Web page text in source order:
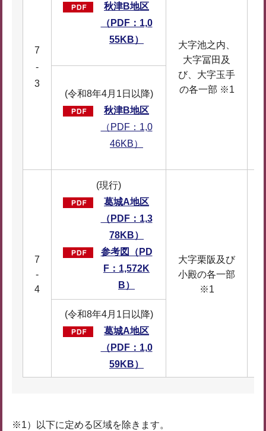
7
-
3
秋津B地区
（PDF：1,0
55KB）
大字池之内、
大字冨田及
び、大字玉手
の各一部 ※1
(令和8年4月1日以降)
秋津B地区
（PDF：1,0
46KB）
7
-
4
(現行)
葛城A地区
（PDF：1,3
78KB）
参考図（PD
F：1,572K
B）
大字栗阪及び
小殿の各一部
※1
(令和8年4月1日以降)
葛城A地区
（PDF：1,0
59KB）
※1）以下に定める区域を除きます。